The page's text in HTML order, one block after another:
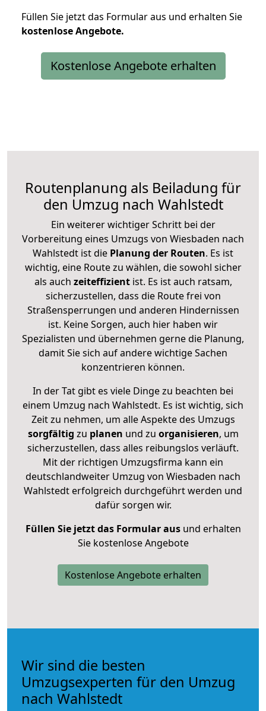
Füllen Sie jetzt das Formular aus und erhalten Sie
kostenloseAngebote.
Kostenlose Angebote erhalten
Routenplanung als Beiladung für
den Umzug nach Wahlstedt
Ein weiterer wichtiger Schritt bei der
Vorbereitung eines Umzugs von Wiesbaden nach
Wahlstedt ist die Planung der Routen. Es ist
wichtig, eine Route zu wählen, die sowohl sicher
als auch zeiteffizientist. Es ist auch ratsam,
sicherzustellen, dass die Route frei von
Straßensperrungen und anderen Hindernissen
ist. Keine Sorgen, auch hier haben wir
Spezialisten und übernehmen gerne die Planung,
damit Sie sich auf andere wichtige Sachen
konzentrieren können.
In der Tat gibt es viele Dinge zu beachten bei
einem Umzug nach Wahlstedt. Es ist wichtig, sich
Zeit zu nehmen, um alle Aspekte des Umzugs
sorgfältig zu planen und zu organisieren, um
sicherzustellen, dass alles reibungslos verläuft.
Mit der richtigen Umzugsfirma kann ein
deutschlandweiter Umzug von Wiesbaden nach
Wahlstedt erfolgreich durchgeführt werden und
dafür sorgen wir.
Füllen Sie jetzt das Formular ausund erhalten
Sie kostenlose Angebote
Kostenlose Angebote erhalten
Wir sind die besten
Umzugsexperten für den Umzug
nach Wahlstedt